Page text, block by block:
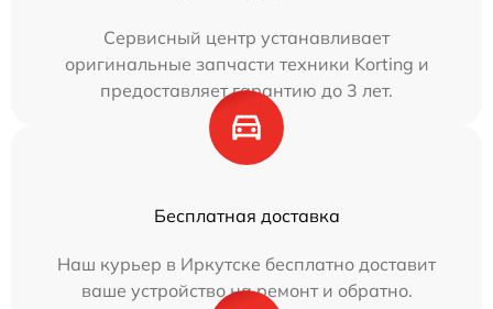
Сервисный центр устанавливает
оригинальные запчасти техники Korting и
предоставляет гарантию до 3 лет.
Бесплатная доставка
Наш курьер в Иркутске бесплатно доставит
ваше устройство на ремонт и обратно.